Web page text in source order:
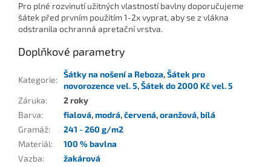
Pro plné rozvinutí užitných vlastností bavlny doporučujeme
šátek před prvním použitím 1-2x vyprat, aby se z vlákna
odstranila ochranná apretační vrstva.
Doplňkové parametry
Kategorie:
Šátky na nošení a Reboza,Šátek pro
novorozence vel. 5,Šátek do 2000 Kč vel. 5
Záruka:
2 roky
Barva: fialová,modrá,červená,oranžová,bílá
Gramáž:
241 - 260 g/m2
Materiál:
100 % bavlna
Vazba:
žakárová